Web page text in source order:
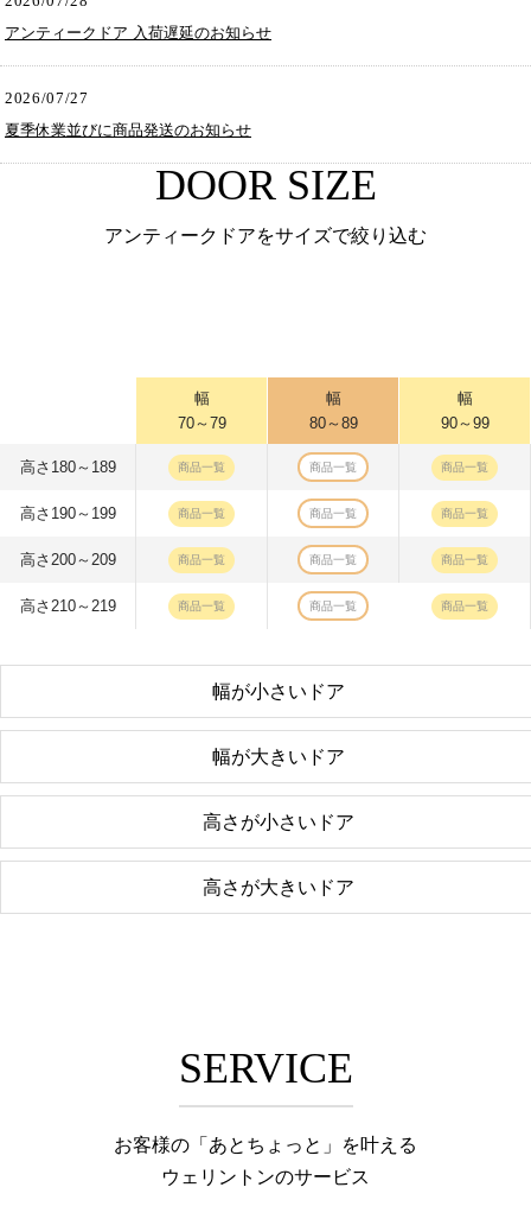
アンティークドア 入荷遅延のお知らせ
2026/07/27
夏季休業並びに商品発送のお知らせ
DOOR SIZE
アンティークドアをサイズで絞り込む
幅
70～79
幅
80～89
幅
90～99
高さ180～189 商品一覧 商品一覧 商品一覧
高さ190～199 商品一覧 商品一覧 商品一覧
高さ200～209 商品一覧 商品一覧 商品一覧
高さ210～219 商品一覧 商品一覧 商品一覧
幅が小さいドア
幅が大きいドア
高さが小さいドア
高さが大きいドア
SERVICE
お客様の「あとちょっと」を叶える
ウェリントンのサービス